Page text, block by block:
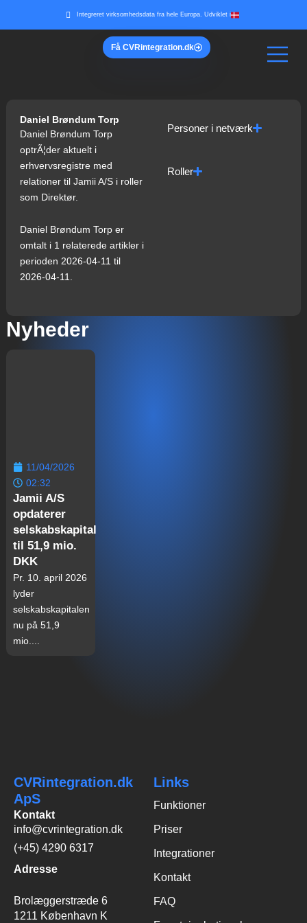
Integreret virksomhedsdata fra hele Europa. Udviklet i
Få CVRintegration.dk
Daniel Brøndum Torp
Daniel Brøndum Torp
optrÃ¦der aktuelt i
erhvervsregistre med
relationer til Jamii A/S i roller
som Direktør.
Daniel Brøndum Torp er
omtalt i 1 relaterede artikler i
perioden 2026-04-11 til
2026-04-11.
Personer i netværk
Roller
Nyheder
11/04/2026
02:32
Jamii A/S
opdaterer
selskabskapital
til 51,9 mio.
DKK
Pr. 10. april 2026
lyder
selskabskapitalen
nu på 51,9
mio....
CVRintegration.dk
ApS
Kontakt
info@cvrintegration.dk
(+45) 4290 6317
Adresse
Brolæggerstræde 6
1211 København K
Links
Funktioner
Priser
Integrationer
Kontakt
FAQ